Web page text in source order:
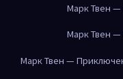
Марк Твен
Марк Твен
Марк Твен —